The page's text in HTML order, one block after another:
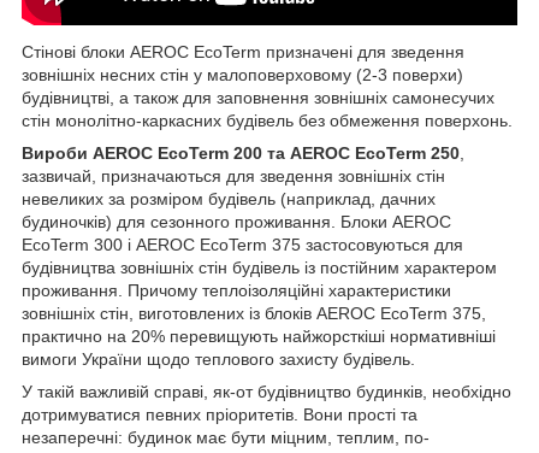
Стінові блоки AEROC EcoTerm призначені для зведення
зовнішніх несних стін у малоповерховому (2-3 поверхи)
будівництві, а також для заповнення зовнішніх самонесучих
стін монолітно-каркасних будівель без обмеження поверхонь.
Вироби AEROC EcoTerm 200 та AEROC EcoTerm 250
зазвичай, призначаються для зведення зовнішніх стін
невеликих за розміром будівель (наприклад, дачних
будиночків) для сезонного проживання. Блоки AEROC
EcoTerm 300 і AEROC EcoTerm 375 застосовуються для
будівництва зовнішніх стін будівель із постійним характером
проживання. Причому теплоізоляційні характеристики
зовнішніх стін, виготовлених із блоків AEROC EcoTerm 375,
практично на 20% перевищують найжорсткіші нормативніші
вимоги України щодо теплового захисту будівель.
У такій важливій справі, як-от будівництво будинків, необхідно
дотримуватися певних пріоритетів. Вони прості та
незаперечні: будинок має бути міцним, теплим, по-